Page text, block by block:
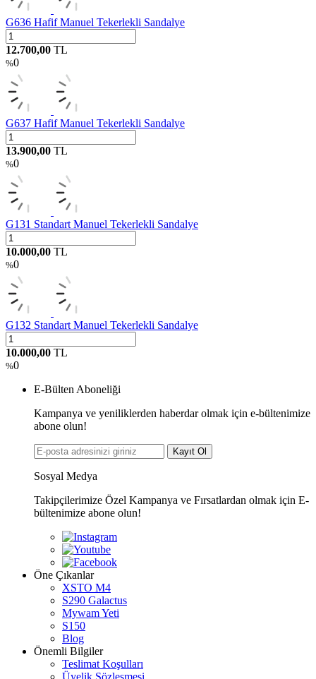
G636 Hafif Manuel Tekerlekli Sandalye
12.700,00 TL
%0
G637 Hafif Manuel Tekerlekli Sandalye
13.900,00 TL
%0
G131 Standart Manuel Tekerlekli Sandalye
10.000,00 TL
%0
G132 Standart Manuel Tekerlekli Sandalye
10.000,00 TL
%0
E-Bülten Aboneliği
Kampanya ve yeniliklerden haberdar olmak için e-bültenimize
abone olun!
Kayıt Ol
Sosyal Medya
Takipçilerimize Özel Kampanya ve Fırsatlardan olmak için E-
bültenimize abone olun!
Öne Çıkanlar
XSTO M4
S290 Galactus
Mywam Yeti
S150
Blog
Önemli Bilgiler
Teslimat Koşulları
Üyelik Sözleşmesi